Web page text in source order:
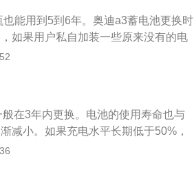
能用到5到6年。奥迪a3蓄电池更换时
如果用户私自加装一些原来没有的电
用而减少使用寿命。另外一些不良用
须拆下蓄电池带走，以防蓄电池结冰
长久不用就会自行放电直至报废，因
池充电。3、汽车引擎在冬天不易启
启动间隔时间不少于15秒，在多次启
圈或油路等其他方面找原因。4、每
在3年内更换。电池的使用寿命也与
减小。如果充电水平长期低于50%，
；长期无法启动发动机、打开空调和